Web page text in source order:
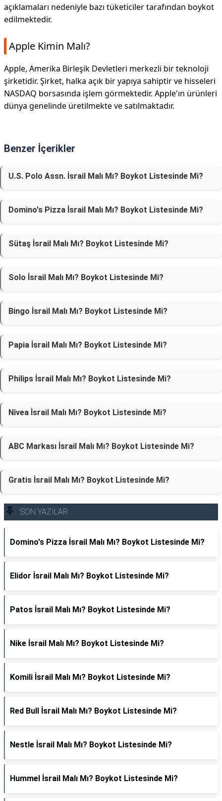
açıklamaları nedeniyle bazı tüketiciler tarafından boykot
edilmektedir.
Apple Kimin Malı?
Apple, Amerika Birleşik Devletleri merkezli bir teknoloji
şirketidir. Şirket, halka açık bir yapıya sahiptir ve hisseleri
NASDAQ borsasında işlem görmektedir. Apple'ın ürünleri
dünya genelinde üretilmekte ve satılmaktadır.
Benzer İçerikler
U.S. Polo Assn. İsrail Malı Mı? Boykot Listesinde Mi?
Domino's Pizza İsrail Malı Mı? Boykot Listesinde Mi?
Sütaş İsrail Malı Mı? Boykot Listesinde Mi?
Solo İsrail Malı Mı? Boykot Listesinde Mi?
Bingo İsrail Malı Mı? Boykot Listesinde Mi?
Papia İsrail Malı Mı? Boykot Listesinde Mi?
Philips İsrail Malı Mı? Boykot Listesinde Mi?
Nivea İsrail Malı Mı? Boykot Listesinde Mi?
ABC Markası İsrail Malı Mı? Boykot Listesinde Mi?
Gratis İsrail Malı Mı? Boykot Listesinde Mi?
SON YAZILAR
Domino's Pizza İsrail Malı Mı? Boykot Listesinde Mi?
Elidor İsrail Malı Mı? Boykot Listesinde Mi?
Patos İsrail Malı Mı? Boykot Listesinde Mi?
Nike İsrail Malı Mı? Boykot Listesinde Mi?
Komili İsrail Malı Mı? Boykot Listesinde Mi?
Red Bull İsrail Malı Mı? Boykot Listesinde Mi?
Nestle İsrail Malı Mı? Boykot Listesinde Mi?
Hummel İsrail Malı Mı? Boykot Listesinde Mi?